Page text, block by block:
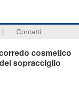
Contatti
cosmetico
sopracciglio